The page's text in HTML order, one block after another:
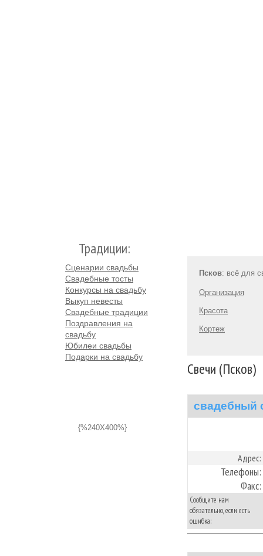
Традиции:
Сценарии свадьбы
Свадебные тосты
Конкурсы на свадьбу
Выкуп невесты
Свадебные традиции
Поздравления на
свадьбу
Юбилеи свадьбы
Подарки на свадьбу
{%240X400%}
Псков: всё для
Организация
Красота
Кортеж
Свечи (Псков)
свадебный
Адрес:
Телефоны:
Факс:
Сообщите нам
обязательно, если есть
ошибка: